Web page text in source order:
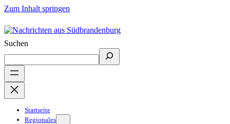
Zum Inhalt springen
Suchen
Startseite
Regionales